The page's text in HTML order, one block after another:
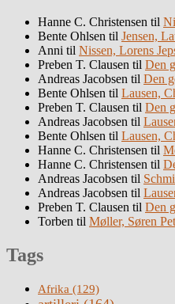
Hanne C. Christensen til
Bente Ohlsen til Jensen,
Anni til Nissen, Lorens
Preben T. Clausen til Den
Andreas Jacobsen til Den
Bente Ohlsen til Lausen,
Preben T. Clausen til Den
Andreas Jacobsen til
Bente Ohlsen til Lausen,
Hanne C. Christensen til
Hanne C. Christensen til
Andreas Jacobsen til
Andreas Jacobsen til
Preben T. Clausen til Den
Torben til Møller, Søren
Tags
Afrika (129)